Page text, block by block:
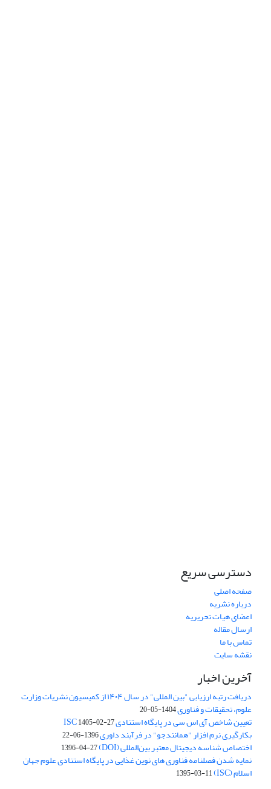
دسترسی سریع
صفحه اصلی
درباره نشریه
اعضای هیات تحریریه
ارسال مقاله
تماس با ما
نقشه سایت
آخرین اخبار
دریافت رتبه ارزیابی "بین المللی" در سال ۱۴۰۴ از کمیسیون نشریات وزارت
علوم، تحقیقات و فناوری1404-05-20
تعیین شاخص آی اس سی در پایگاه استنادی ISC1405-02-27
بکارگیری نرم افزار "همانندجو" در فرآیند داوری1396-06-22
اختصاص شناسه دیجیتال معتبر بین‌المللی (DOI) 1396-04-27
نمایه شدن فصلنامه فناوری های نوین غذایی در پایگاه استنادی علوم جهان
اسلام (ISC) 1395-03-11